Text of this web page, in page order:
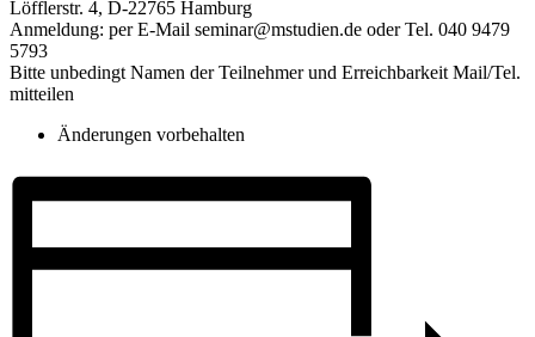
Löfflerstr. 4, D-22765 Hamburg
Anmeldung: per E-Mail seminar@mstudien.de oder Tel. 040 9479
5793
Bitte unbedingt Namen der Teilnehmer und Erreichbarkeit Mail/Tel.
mitteilen
Änderungen vorbehalten